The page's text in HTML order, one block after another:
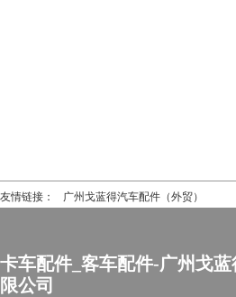
友情链接： 广州戈蓝得汽车配件（外贸）
卡车配件_客车配件-广州戈
限公司